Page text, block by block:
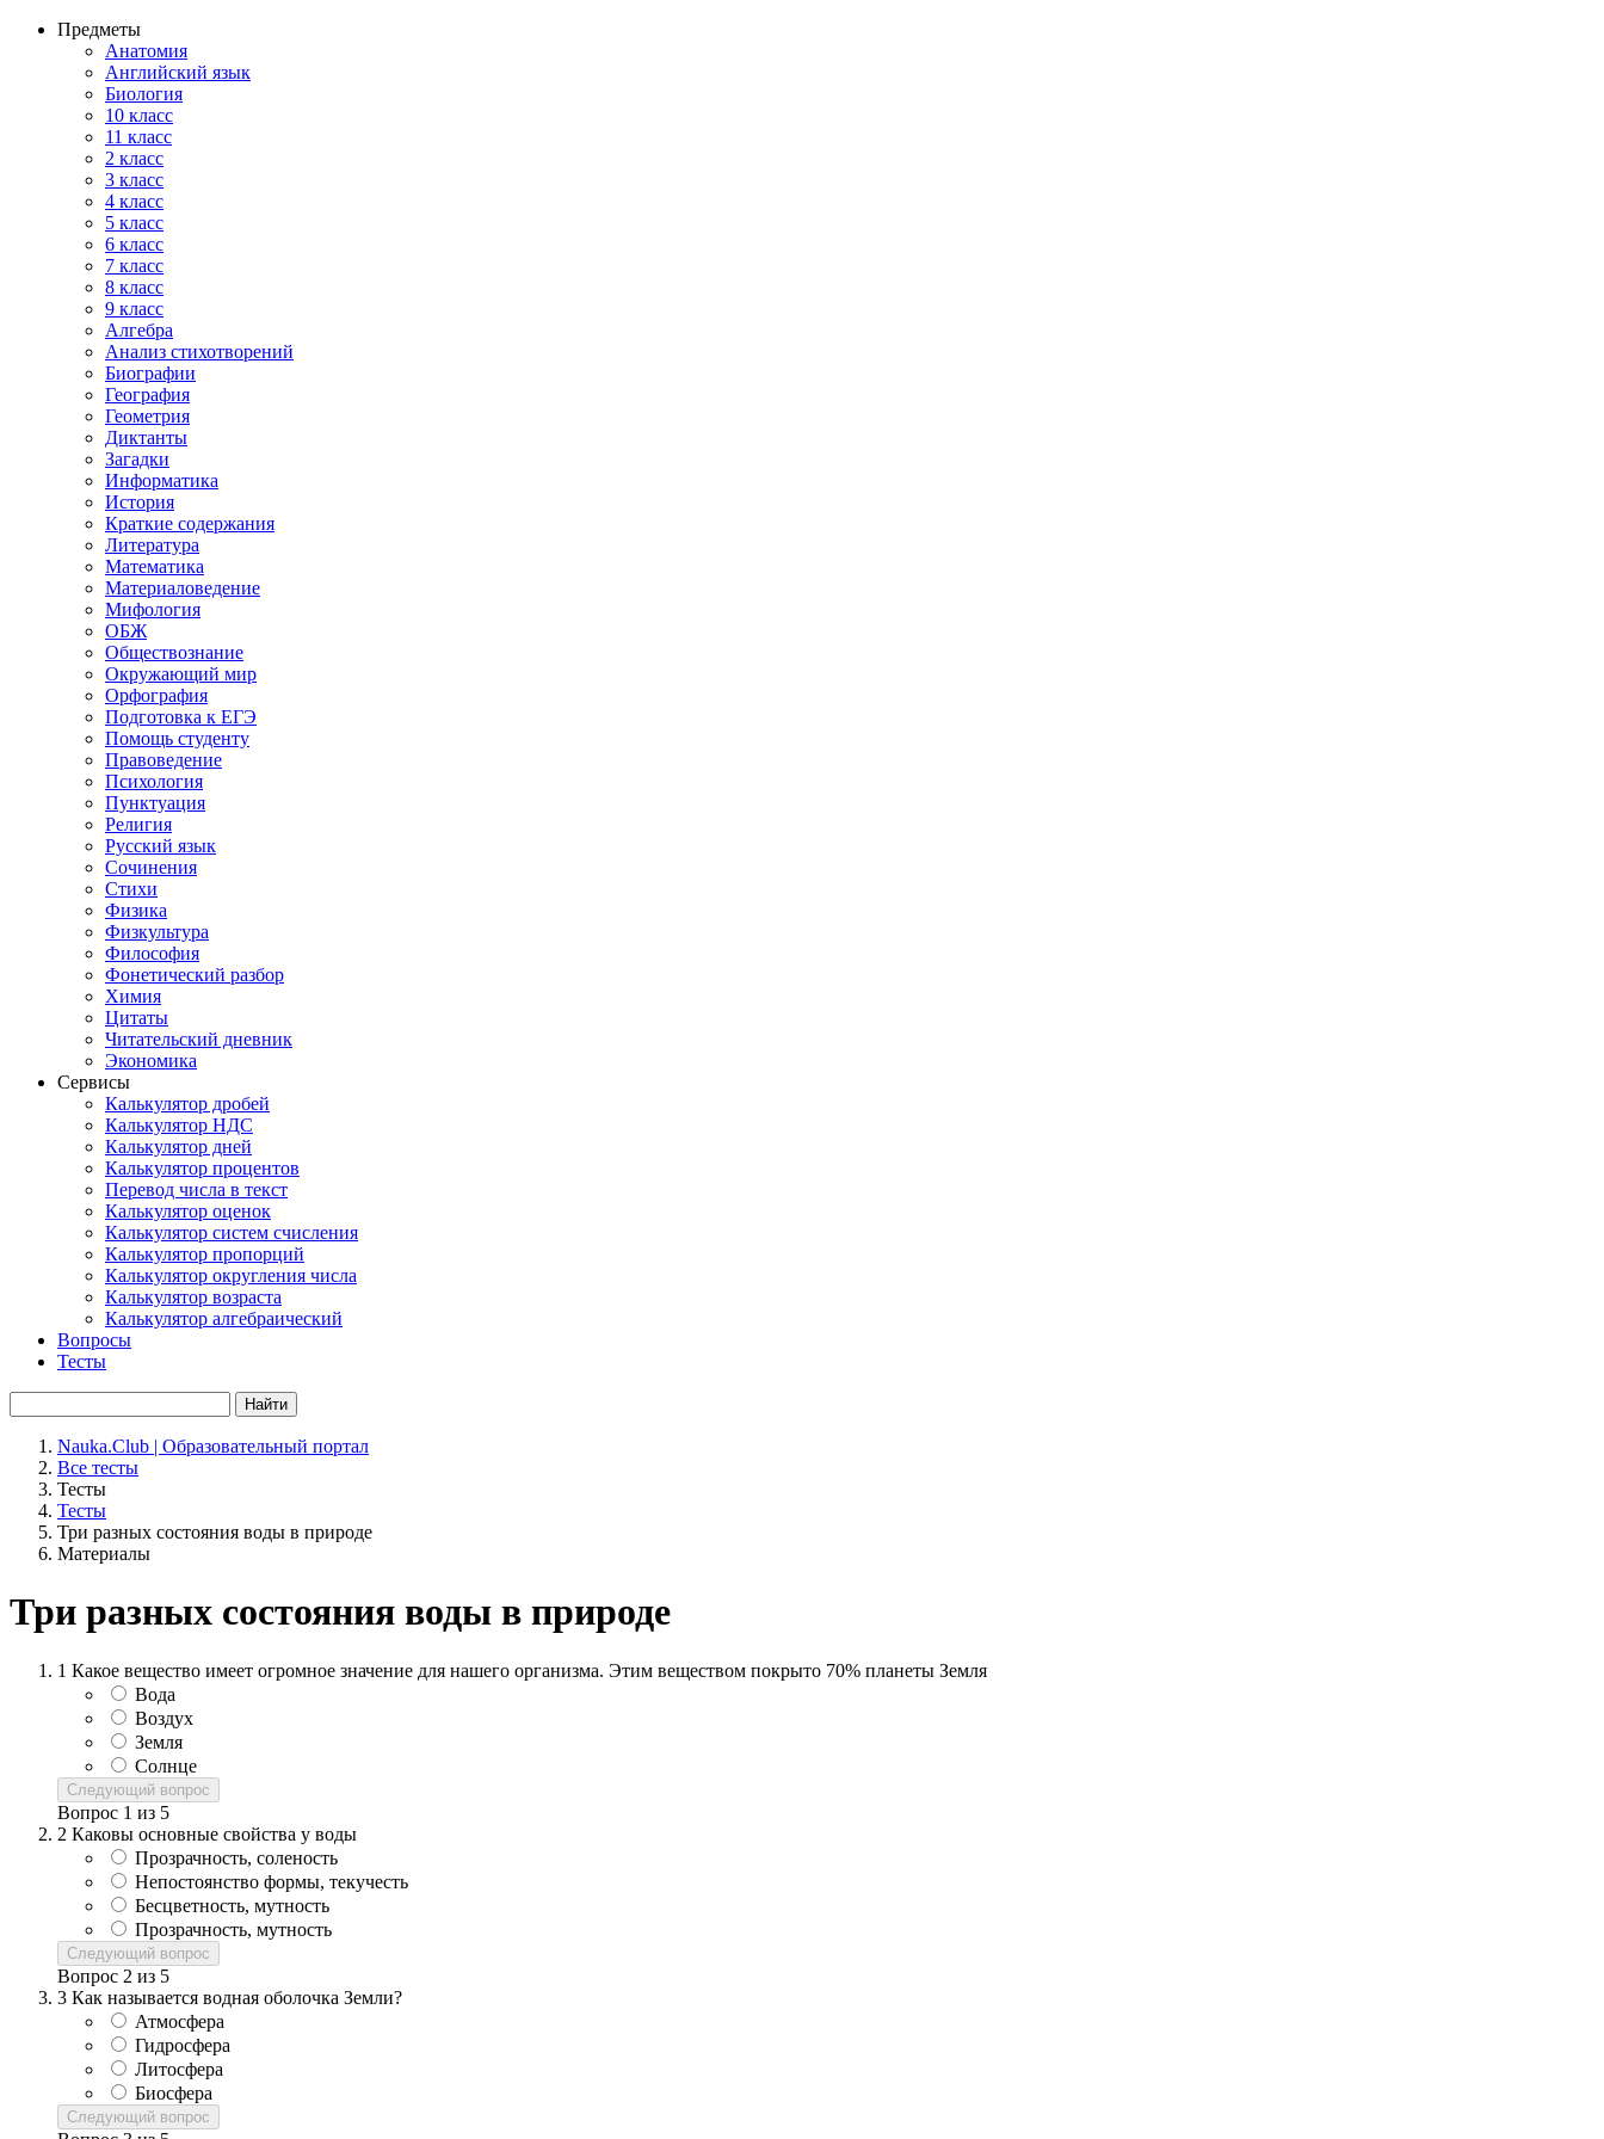
Предметы
Анатомия
Английский язык
Биология
10 класс
11 класс
2 класс
3 класс
4 класс
5 класс
6 класс
7 класс
8 класс
9 класс
Алгебра
Анализ стихотворений
Биографии
География
Геометрия
Диктанты
Загадки
Информатика
История
Краткие содержания
Литература
Математика
Материаловедение
Мифология
ОБЖ
Обществознание
Окружающий мир
Орфография
Подготовка к ЕГЭ
Помощь студенту
Правоведение
Психология
Пунктуация
Религия
Русский язык
Сочинения
Стихи
Физика
Физкультура
Философия
Фонетический разбор
Химия
Цитаты
Читательский дневник
Экономика
Сервисы
Калькулятор дробей
Калькулятор НДС
Калькулятор дней
Калькулятор процентов
Перевод числа в текст
Калькулятор оценок
Калькулятор систем счисления
Калькулятор пропорций
Калькулятор округления числа
Калькулятор возраста
Калькулятор алгебраический
Вопросы
Тесты
Найти
Nauka.Club | Образовательный портал
Все тесты
Тесты
Тесты
Три разных состояния воды в природе
Материалы
Три разных состояния воды в природе
1 Какое вещество имеет огромное значение для нашего организма. Этим веществом покрыто 70% планеты Земля
Вода
Воздух
Земля
Солнце
Следующий вопрос
Вопрос 1 из 5
2 Каковы основные свойства у воды
Прозрачность, соленость
Непостоянство формы, текучесть
Бесцветность, мутность
Прозрачность, мутность
Следующий вопрос
Вопрос 2 из 5
3 Как называется водная оболочка Земли?
Атмосфера
Гидросфера
Литосфера
Биосфера
Следующий вопрос